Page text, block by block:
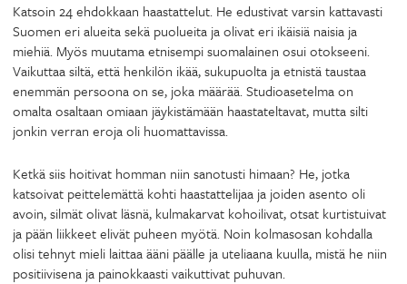
Katsoin 24 ehdokkaan haastattelut. He edustivat varsin kattavasti
Suomen eri alueita sekä puolueita ja olivat eri ikäisiä naisia ja
miehiä. Myös muutama etnisempi suomalainen osui otokseeni.
Vaikuttaa siltä, että henkilön ikää, sukupuolta ja etnistä taustaa
enemmän persoona on se, joka määrää. Studioasetelma on
omalta osaltaan omiaan jäykistämään haastateltavat, mutta silti
jonkin verran eroja oli huomattavissa.
Ketkä siis hoitivat homman niin sanotusti himaan? He, jotka
katsoivat peittelemättä kohti haastattelijaa ja joiden asento oli
avoin, silmät olivat läsnä, kulmakarvat kohoilivat, otsat kurtistuivat
ja pään liikkeet elivät puheen myötä. Noin kolmasosan kohdalla
olisi tehnyt mieli laittaa ääni päälle ja uteliaana kuulla, mistä he niin
positiivisena ja painokkaasti vaikuttivat puhuvan.